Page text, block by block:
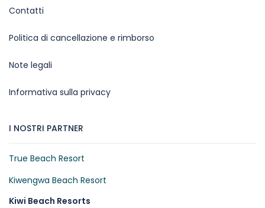
Contatti
Politica di cancellazione e rimborso
Note legali
Informativa sulla privacy
I NOSTRI PARTNER
True Beach Resort
Kiwengwa Beach Resort
Kiwi Beach Resorts